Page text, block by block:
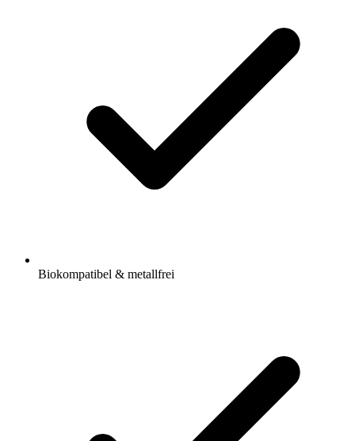
Biokompatibel & metallfrei